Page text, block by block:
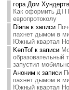
гора Дом
Как оформить
европротоколу
Dianaк записи
пахнет дымом в
Южный квартал
KenTofк записи
образовательный
запустил
Аноним к записи
пахнет дымом в
Южный квартал